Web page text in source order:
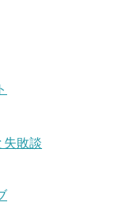
失敗談